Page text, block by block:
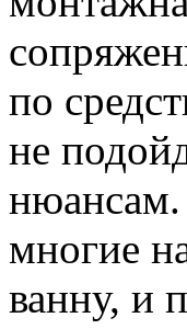
по
не
нюансам.
многие
ванну, и